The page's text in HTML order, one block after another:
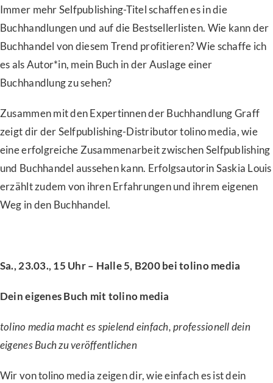
Immer mehr Selfpublishing-Titel schaffen es in die
Buchhandlungen und auf die Bestsellerlisten. Wie kann der
Buchhandel von diesem Trend profitieren? Wie schaffe ich
es als Autor*in, mein Buch in der Auslage einer
Buchhandlung zu sehen?
Zusammen mit den Expertinnen der Buchhandlung Graff
zeigt dir der Selfpublishing-Distributor tolino media, wie
eine erfolgreiche Zusammenarbeit zwischen Selfpublishing
und Buchhandel aussehen kann. Erfolgsautorin Saskia Louis
erzählt zudem von ihren Erfahrungen und ihrem eigenen
Weg in den Buchhandel.
Sa., 23.03., 15 Uhr – Halle 5, B200 bei tolino media
Dein eigenes Buch mit tolino media
tolino media macht es spielend einfach, professionell dein
eigenes Buch zu veröffentlichen
Wir von tolino media zeigen dir, wie einfach es ist dein